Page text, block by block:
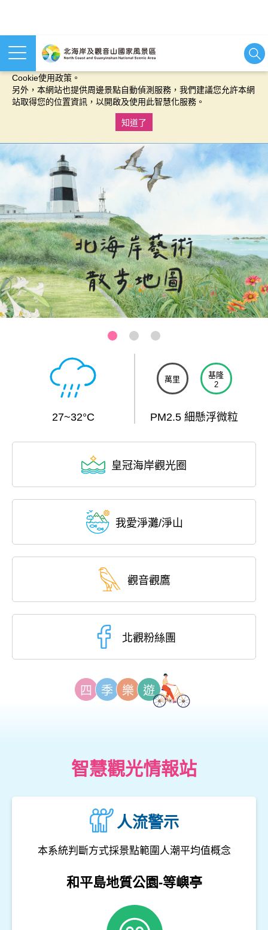
本網站使用cookies等相關技術以持續優化網站服務，並有助於為
您提供更佳的體驗，當您繼續使用本網站即表示您同意我們的
Cookie使用政策。
另外，本網站也提供周邊景點自動偵測服務，我們建議您允許本網
站取得您的位置資訊，以開啟及使用此智慧化服務。
知道了
基隆-和平島公園
27~32°C
萬里
基隆
2
PM2.5 細懸浮微粒
皇冠海岸觀光圈
我愛淨灘/淨山
觀音觀鷹
北觀粉絲團
四 季 樂 遊
智慧觀光情報站
人流警示
本系統判斷方式採景點範圍人潮平均值概念
和平島地質公園-遊客服務中心(室內)